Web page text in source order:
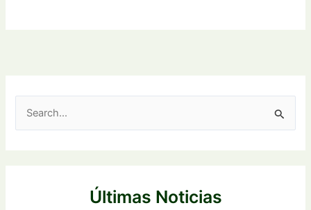
Últimas Noticias